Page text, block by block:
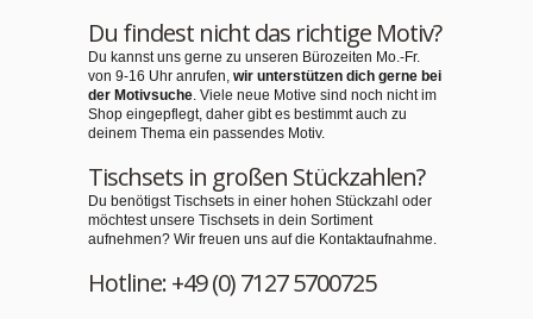
Du findest nicht das richtige Motiv?
Du kannst uns gerne zu unseren Bürozeiten Mo.-Fr.
von 9-16 Uhr anrufen, wir unterstützen dich gerne bei
der Motivsuche. Viele neue Motive sind noch nicht im
Shop eingepflegt, daher gibt es bestimmt auch zu
deinem Thema ein passendes Motiv.
Tischsets in großen Stückzahlen?
Du benötigst Tischsets in einer hohen Stückzahl oder
möchtest unsere Tischsets in dein Sortiment
aufnehmen? Wir freuen uns auf die Kontaktaufnahme.
Hotline: +49 (0) 7127 5700725